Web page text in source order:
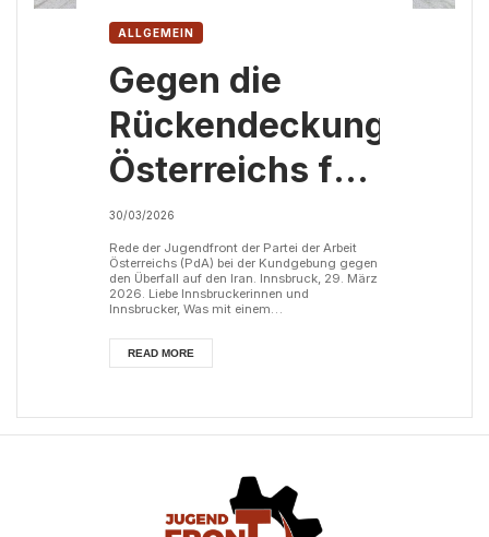
ALLGEMEIN
Gegen die
Rückendeckung
Österreichs für
die
Kriegstreiber in
Washington
und Tel-Aviv!
30/03/2026
Rede der Jugendfront der Partei der Arbeit
Österreichs (PdA) bei der Kundgebung gegen
den Überfall auf den Iran. Innsbruck, 29. März
2026. Liebe Innsbruckerinnen und
Innsbrucker, Was mit einem
Israels auf den Iran und Libanon begonnen
hat, ist längst zu einem regionalen
Flächenbrand mit globalen Konsequenzen
griechische Fregatten und Kampfjets wurden
READ MORE